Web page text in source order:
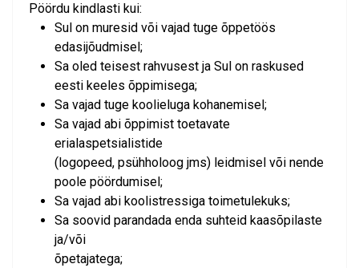
Pöördu kindlasti kui:
Sul on muresid või vajad tuge õppetöös
edasijõudmisel;
Sa oled teisest rahvusest ja Sul on raskused
eesti keeles õppimisega;
Sa vajad tuge koolieluga kohanemisel;
Sa vajad abi õppimist toetavate
erialaspetsialistide
(logopeed, psühholoog jms) leidmisel või nende
poole pöördumisel;
Sa vajad abi koolistressiga toimetulekuks;
Sa soovid parandada enda suhteid kaasõpilaste
ja/või
õpetajatega;